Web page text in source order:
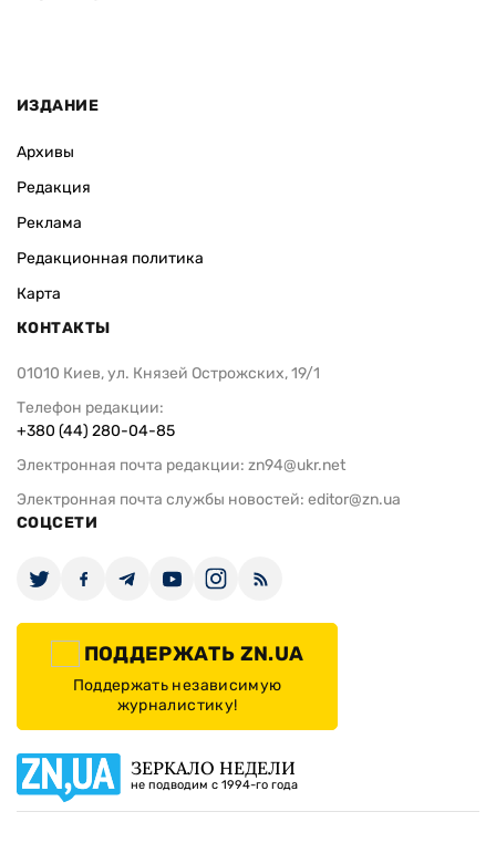
ИЗДАНИЕ
Архивы
Редакция
Реклама
Редакционная политика
КОНТАКТЫ
01010 Киев, ул. Князей Острожских, 19/1
+380 (44) 280-04-85
Электронная почта редакции:
СОЦСЕТИ
ПОДДЕРЖАТЬ ZN.UA
Поддержать независимую
журналистику!
ЗЕРКАЛО НЕДЕЛИ